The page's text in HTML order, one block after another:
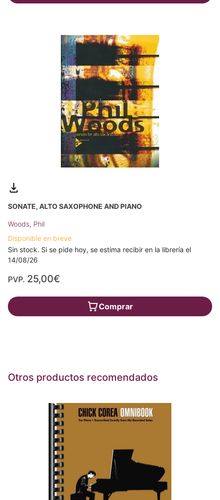
SONATE, ALTO SAXOPHONE AND PIANO
Woods, Phil
Disponible en breve
Sin stock. Si se pide hoy, se estima recibir en la librería el
14/08/26
PVP. 25,00€
Comprar
Otros productos recomendados